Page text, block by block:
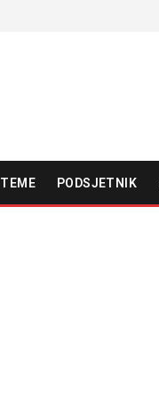
TEME PODSJETNIK